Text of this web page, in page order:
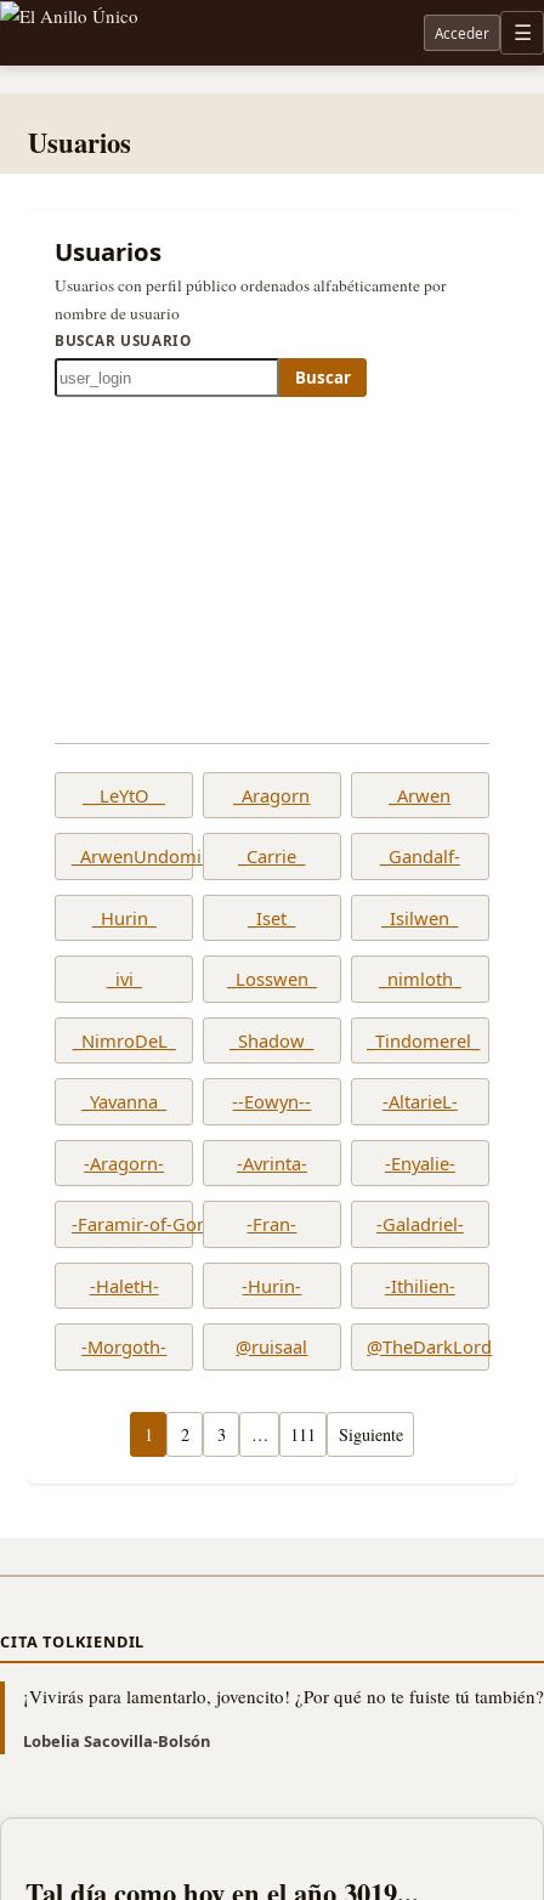
Noticias sobre Tolkien: El Señor de los Anillos, Los Anillos de Poder, La Caza de Gollum, la
Acceder
Usuarios
Usuarios
Usuarios con perfil público ordenados alfabéticamente por
nombre de usuario
BUSCAR USUARIO
Buscar
__LeYtO__ _Aragorn _Arwen
_ArwenUndomiel_ _Carrie_ _Gandalf-
_Hurin_ _Iset_ _Isilwen_
_ivi_ _Losswen_ _nimloth_
_NimroDeL_ _Shadow_ _Tindomerel_
_Yavanna_ --Eowyn-- -AltarieL-
-Aragorn- -Avrinta- -Enyalie-
-Faramir-of-Gondor- -Fran- -Galadriel-
-HaletH- -Hurin- -Ithilien-
-Morgoth- @ruisaal @TheDarkLord
1 2 3 … 111 Siguiente
CITA TOLKIENDIL
¡Vivirás para lamentarlo, jovencito! ¿Por qué no te fuiste tú también?
Lobelia Sacovilla-Bolsón